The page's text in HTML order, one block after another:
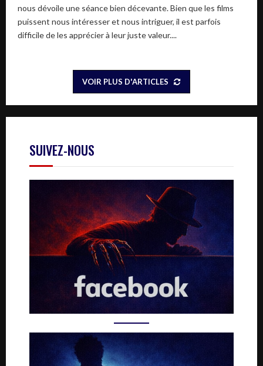
nous dévoile une séance bien décevante. Bien que les films
puissent nous intéresser et nous intriguer, il est parfois
difficile de les apprécier à leur juste valeur....
VOIR PLUS D'ARTICLES
SUIVEZ-NOUS